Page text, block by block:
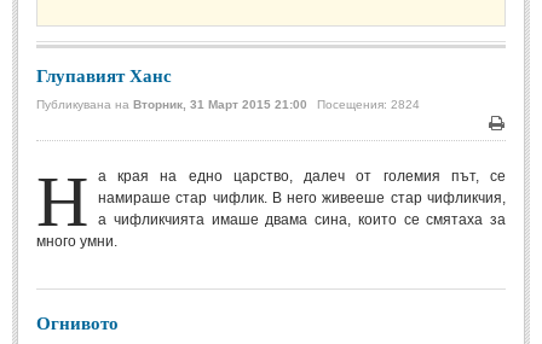
ТЕКСТОВЕ
ТЕКСТОВЕ
Истории (10)
Разкази (7)
Автори на Разкази
Глупавият Ханс
Публикувана на Вторник, 31 Март 2015 21:00 Посещения: 2824
Печат
Н
а края на едно царство, далеч от големия път, се
намираше стар чифлик. В него живееше стар чифликчия,
а чифликчията имаше двама сина, които се смятаха за
много умни.
Огнивото